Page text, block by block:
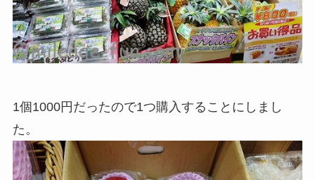
1個1000円だったので1つ購入することにしまし
た。